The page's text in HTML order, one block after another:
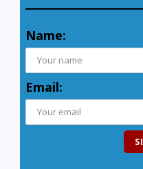
Name:
Email: